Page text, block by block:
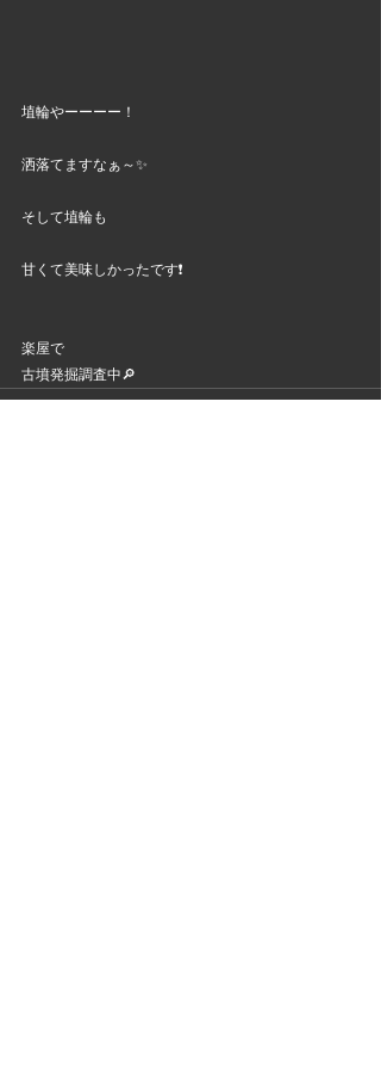
埴輪やーーーー！
洒落てますなぁ～✨
そして埴輪も
甘くて美味しかったです❗
楽屋で
古墳発掘調査中🔎